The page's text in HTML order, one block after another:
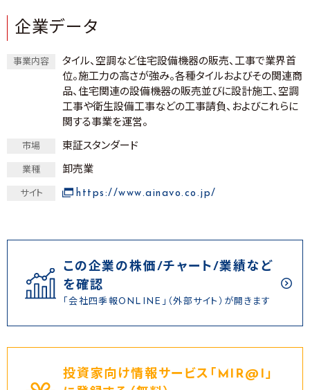
企業データ
事業内容
タイル、空調など住宅設備機器の販売、工事で業界首
位。施工力の高さが強み。各種タイルおよびその関連商
品、住宅関連の設備機器の販売並びに設計施工、空調
工事や衛生設備工事などの工事請負、およびこれらに
関する事業を運営。
市場 東証スタンダード
業種 卸売業
サイト https://www.ainavo.co.jp/
この企業の株価/チャート/業績など
を確認
「会社四季報ONLINE」（外部サイト）が開きます
投資家向け情報サービス｢MIR@I｣